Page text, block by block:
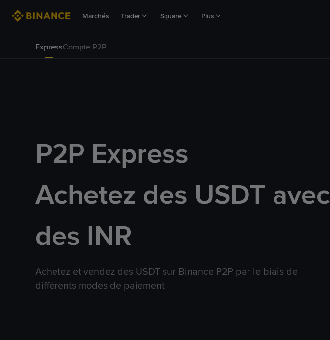
Marchés Trader Square Plus
ExpressCompte P2P
P2P Express
Achetez des USDT avec
des INR
Achetez et vendez des USDT sur Binance P2P par le biais de
différents modes de paiement